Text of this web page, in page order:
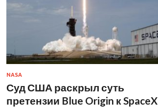
NASA
Суд США раскрыл суть
претензии Blue Origin к SpaceX